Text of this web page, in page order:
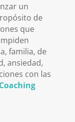
un
de
que
familia, de
ansiedad,
con las
Coaching